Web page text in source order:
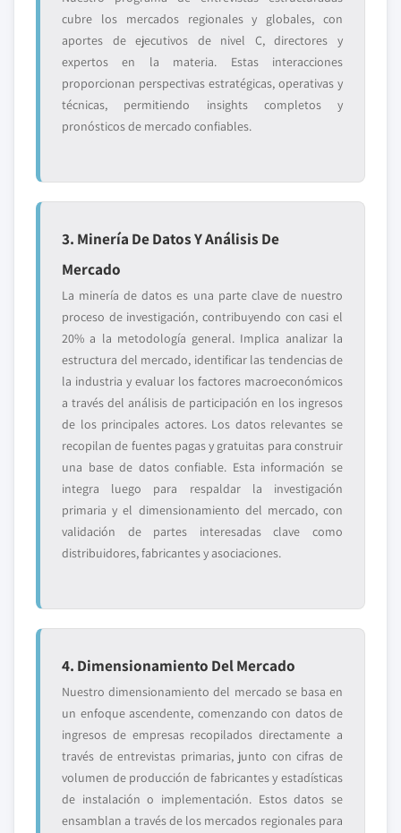
cubre los mercados regionales y globales, con
aportes de ejecutivos de nivel C, directores y
expertos en la materia. Estas interacciones
proporcionan perspectivas estratégicas, operativas y
técnicas, permitiendo insights completos y
pronósticos de mercado confiables.
3. Minería De Datos Y Análisis De
Mercado
La minería de datos es una parte clave de nuestro
proceso de investigación, contribuyendo con casi el
20% a la metodología general. Implica analizar la
estructura del mercado, identificar las tendencias de
la industria y evaluar los factores macroeconómicos
a través del análisis de participación en los ingresos
de los principales actores. Los datos relevantes se
recopilan de fuentes pagas y gratuitas para construir
una base de datos confiable. Esta información se
integra luego para respaldar la investigación
primaria y el dimensionamiento del mercado, con
validación de partes interesadas clave como
distribuidores, fabricantes y asociaciones.
4. Dimensionamiento Del Mercado
Nuestro dimensionamiento del mercado se basa en
un enfoque ascendente, comenzando con datos de
ingresos de empresas recopilados directamente a
través de entrevistas primarias, junto con cifras de
volumen de producción de fabricantes y estadísticas
de instalación o implementación. Estos datos se
ensamblan a través de los mercados regionales para